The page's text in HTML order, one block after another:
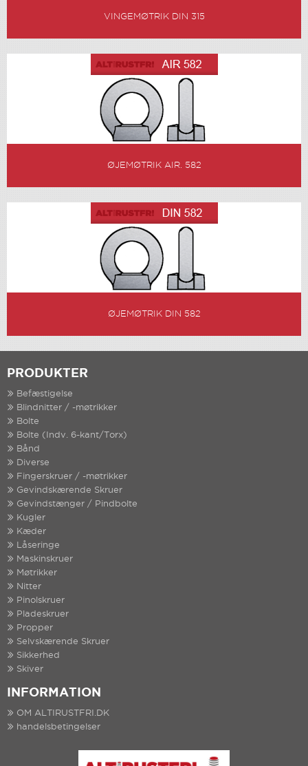
VINGEMØTRIK DIN 315
ØJEMØTRIK AIR. 582
ØJEMØTRIK DIN 582
PRODUKTER
Befæstigelse
Blindnitter / -møtrikker
Bolte
Bolte (Indv. 6-kant/Torx)
Bånd
Diverse
Fingerskruer / -møtrikker
Gevindskærende Skruer
Gevindstænger / Pindbolte
Kugler
Kæder
Låseringe
Maskinskruer
Møtrikker
Nitter
Pinolskruer
Pladeskruer
Propper
Selvskærende Skruer
Sikkerhed
Skiver
INFORMATION
OM ALTIRUSTFRI.DK
handelsbetingelser